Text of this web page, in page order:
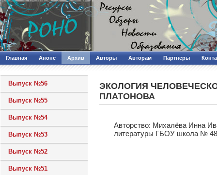
Главная Анонс Архив Авторы Авторам Партнеры
Выпуск №56
Выпуск №55
Выпуск №54
Выпуск №53
Выпуск №52
Выпуск №51
ЭКОЛОГИЯ
ПЛАТОНОВА
Авторcтво: Михалёва Инна
литературы ГБОУ школа №